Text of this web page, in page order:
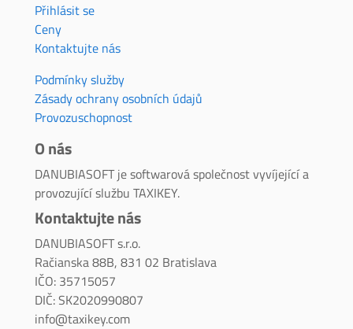
Přihlásit se
Ceny
Kontaktujte nás
Podmínky služby
Zásady ochrany osobních údajů
Provozuschopnost
O nás
DANUBIASOFT je softwarová společnost vyvíjející a
provozující službu TAXIKEY.
Kontaktujte nás
DANUBIASOFT s.r.o.
Račianska 88B, 831 02 Bratislava
IČO: 35715057
DIČ: SK2020990807
info@taxikey.com